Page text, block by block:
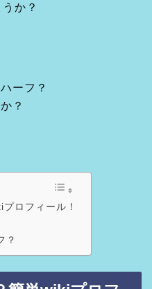
か？
ーフ？
？
ロフィール！
？